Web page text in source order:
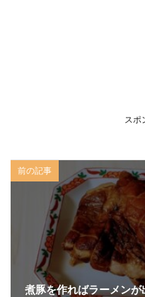
スポ
前の記事
煮豚を作ればラーメン